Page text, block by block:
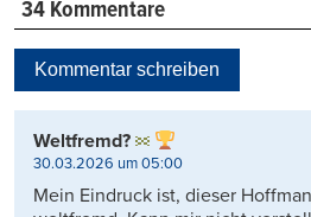
34 Kommentare
Kommentar schreiben
Weltfremd?
30.03.2026 um 05:00
Mein Eindruck ist, dieser